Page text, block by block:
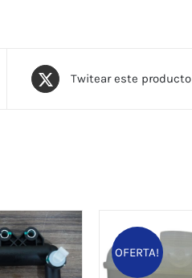
Twitear este producto
OFERTA!